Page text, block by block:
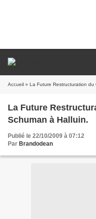
Accueil » La Future Restructuration du
La Future
Schuman à Halluin.
Publié le 22/10/2009 à 07:12
Par Brandodean